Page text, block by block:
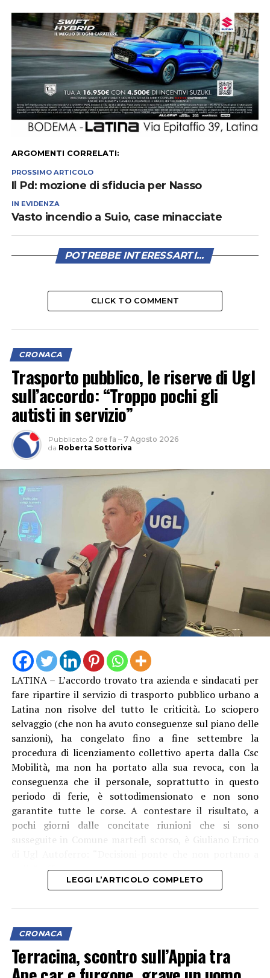
ARGOMENTI CORRELATI:
PROSSIMO ARTICOLO
Il Pd: mozione di sfiducia per Nasso
IN EVIDENZA
Vasto incendio a Suio, case minacciate
POTREBBE INTERESSARTI...
CLICK TO COMMENT
CRONACA
Trasporto pubblico, le riserve di Ugl
sull’accordo: “Troppo pochi gli
autisti in servizio”
Pubblicato 2 ore fa – 7 Agosto 2026
da Roberta Sottoriva
LATINA – L’accordo trovato tra azienda e sindacati per
fare ripartire il servizio di trasporto pubblico urbano a
Latina non risolve del tutto le criticità. Lo sciopero
selvaggio (che non ha avuto conseguenze sul piano delle
sanzioni), ha congelato fino a fine settembre la
procedura di licenziamento collettivo aperta dalla Csc
Mobilità, ma non ha portato alla sua revoca, con la
conseguenza che il personale, soprattutto in questo
periodo di ferie, è sottodimensionato e non sono
garantite tutte le corse. A contestare il risultato, a
pochi giorni dalle concitate riunioni che si sono
susseguite in Comune martedì scorso, è Giuliano Errico
nulla”, afferma.
LEGGI L’ARTICOLO COMPLETO
CRONACA
Terracina, scontro sull’Appia tra